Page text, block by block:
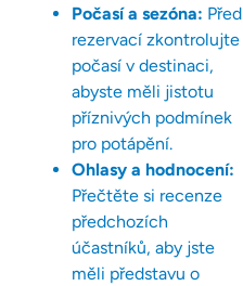
Počasí a sezóna: Před
rezervací zkontrolujte
počasí v destinaci,
abyste měli jistotu
příznivých podmínek
pro potápění.
Ohlasy a hodnocení:
Přečtěte si recenze
předchozích
účastníků, aby jste
měli představu o